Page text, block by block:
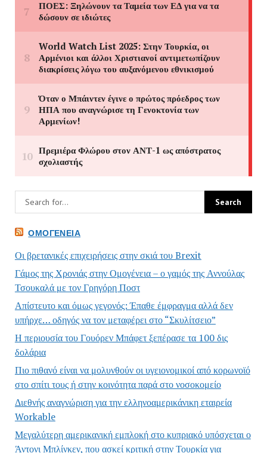
ΟΜΟΓΈΝΕΙΑ
Οι βρετανικές επιχειρήσεις στην σκιά του Brexit
Γάμος της Χρονιάς στην Ομογένεια – ο γαμός της Αννούλας
Τσουκαλά με τον Γρηγόρη Ποστ
Απίστευτο και όμως γεγονός: Έπαθε έμφραγμα αλλά δεν
υπήρχε… οδηγός να τον μεταφέρει στο “Σκυλίτσειο”
Η περιουσία του Γουόρεν Μπάφετ ξεπέρασε τα 100 δις
δολάρια
Πιο πιθανό είναι να μολυνθούν οι υγειονομικοί από κορωνοϊό
στο σπίτι τους ή στην κοινότητα παρά στο νοσοκομείο
Διεθνής αναγνώριση για την ελληνοαμερικάνικη εταιρεία
Workable
Μεγαλύτερη αμερικανική εμπλοκή στο κυπριακό υπόσχεται ο
Άντονι Μπλίνκεν, που ασκεί κριτική στην Τουρκία για